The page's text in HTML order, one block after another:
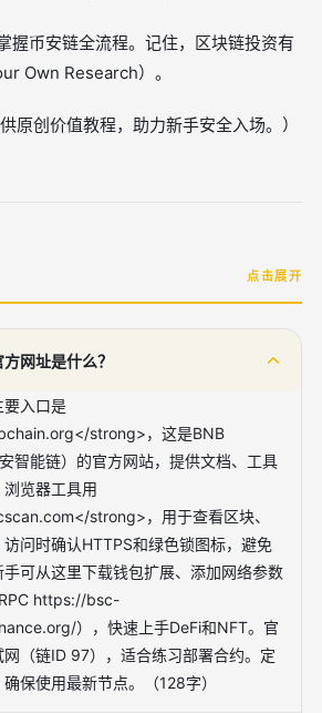
握币安链全流程。记住，区块链投资有
Own Research）。
原创价值教程，助力新手安全入场。）
点击展开
网址是什么？
要入口是
strong>，这是BNB
智能链）的官方网站，提供文档、工具
览器工具用
strong>，用于查看区块、
访问时确认HTTPS和绿色锁图标，避免
可从这里下载钱包扩展、添加网络参数
RPC https://bsc-
），快速上手DeFi和NFT。官
网（链ID 97），适合练习部署合约。定
保使用最新节点。（128字）